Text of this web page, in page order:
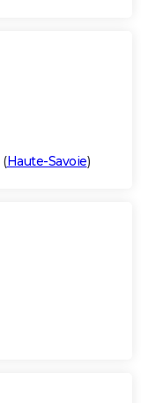
(Haute-Savoie)